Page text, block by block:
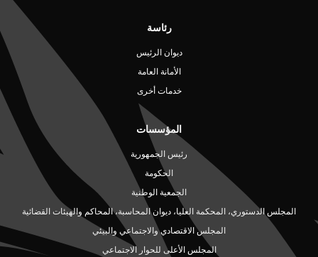
رئاسة
ديوان الرئيس
الأمانة العامة
خدمات أخرى
المؤسسات
رئيس الجمهورية
الحكومة
الجمعية الوطنية
المجلس الدستوري، المحكمة العليا، ديوان المحاسبة، المحاكم والهيئات القضائية
المجلس الاقتصادي والاجتماعي والبيئي
المجلس الأعلى للحوار الاجتماعي